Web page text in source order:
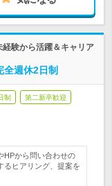
験から活躍＆キャリア
週休2日制
制 第二新卒歓迎
HPから問い合わせの
るヒアリング、提案を